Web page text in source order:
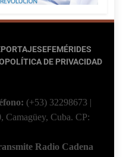
EFEMÉRIDES
POLÍTICA DE PRIVACIDAD
(+53) 32298673 |
Camagüey, Cuba. CP:
Radio Cadena